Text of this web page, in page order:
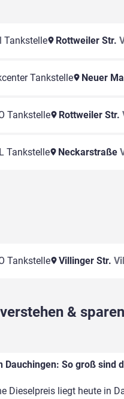
Tankstelle Rottweiler Str.
Tankstelle Neuer
Tankstelle Rottweiler Str.
Tankstelle Neckarstraße
Tankstelle Villinger Str.
&
Dauchingen: So groß sind
Dieselpreis liegt heute in